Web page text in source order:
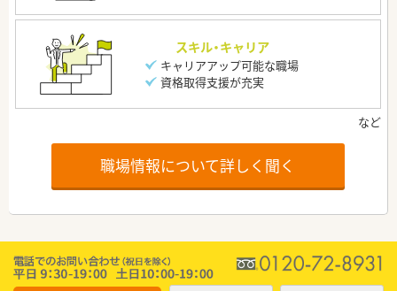
スキル・キャリア
キャリアアップ可能な職場
資格取得支援が充実
職場情報について詳しく聞く